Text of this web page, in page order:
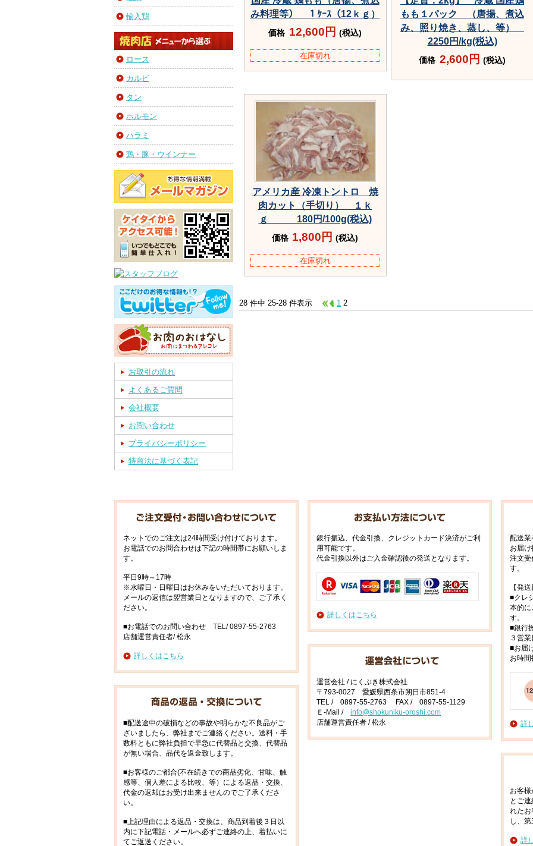
輸入鶏
ロース
カルビ
タン
ホルモン
ハラミ
鶏・豚・ウインナー
お取引の流れ
よくあるご質問
会社概要
お問い合わせ
プライバシーポリシー
特商法に基づく表記
み料理等） １ｹｰｽ（12ｋｇ）
価格 12,600円 (税込)
在庫切れ
もも１パック （唐揚、煮込
み、照り焼き、蒸し、等）
2250円/kg(税込)
価格 2,600円 (税込)
アメリカ産 冷凍トントロ 焼
肉カット（手切り） １ｋ
ｇ 180円/100g(税込)
価格 1,800円 (税込)
在庫切れ
28 件中 25-28 件表示 1 2
ネットでのご注文は24時間受け付けております。
お電話でのお問合わせは下記の時間帯にお願いしま
す。
平日9時～17時
※水曜日・日曜日はお休みをいただいております。
メールの返信は翌営業日となりますので、ご了承く
ださい。
■お電話でのお問い合わせ TEL/ 0897-55-2763
店舗運営責任者/ 松永
詳しくはこちら
■配送途中の破損などの事故や明らかな不良品がご
ざいましたら、弊社までご連絡ください。送料・手
数料ともに弊社負担で早急に代替品と交換、代替品
が無い場合、品代を返金致します。
■お客様のご都合(不在続きでの商品劣化、甘味、触
感等、個人差による比較、等）による返品・交換、
代金の返却はお受け出来ませんのでご了承くださ
い。
■上記理由による返品・交換は、商品到着後３日以
内に下記電話・メールへ必ずご連絡の上、着払いに
てご返送ください。
銀行振込、代金引換、クレジットカード決済がご利
用可能です。
代金引換以外はご入金確認後の発送となります。
詳しくはこちら
運営会社 / にくぶき株式会社
〒793-0027 愛媛県西条市朔日市851-4
TEL / 0897-55-2763 FAX / 0897-55-1129
Ｅ-Mail / info@shokuniku-oroshi.com
店舗運営責任者 / 松永
配送業
お届
注文受
す。
【発
■クレ
本的に
す。
■銀行
３営
■お届
お時
詳
お客
とご
れたお
し、
詳